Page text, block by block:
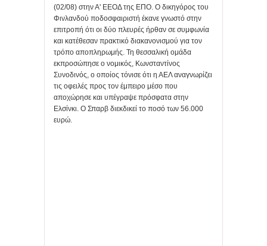
(02/08) στην Α' ΕΕΟΔ της ΕΠΟ. Ο δικηγόρος του
Φινλανδού ποδοσφαιριστή έκανε γνωστό στην
επιτροπή ότι οι δύο πλευρές ήρθαν σε συμφωνία
και κατέθεσαν πρακτικό διακανονισμού για τον
τρόπο αποπληρωμής. Τη θεσσαλική ομάδα
εκπροσώπησε ο νομικός, Κωνσταντίνος
Συνοδινός, ο οποίος τόνισε ότι η ΑΕΛ αναγνωρίζει
τις οφειλές προς τον έμπειρο μέσο που
αποχώρησε και υπέγραψε πρόσφατα στην
Ελσίνκι. Ο Σπαρβ διεκδικεί το ποσό των 56.000
ευρώ.